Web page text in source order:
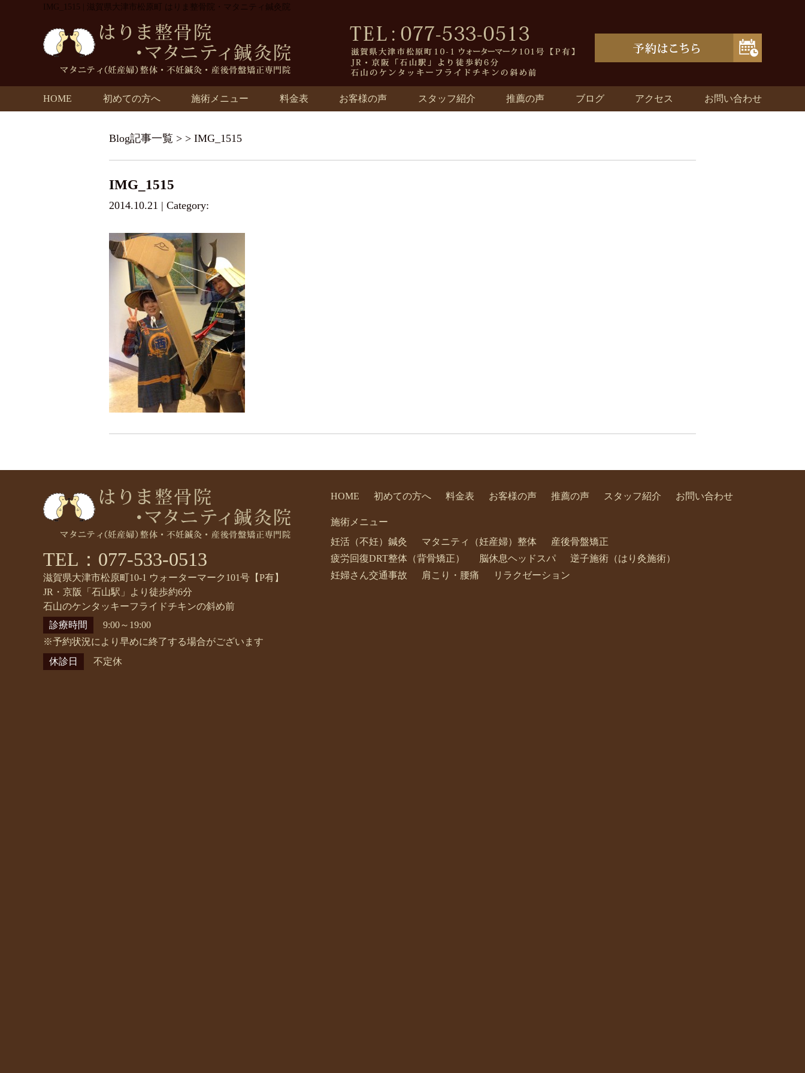
IMG_1515 | 滋賀県大津市松原町 はりま整骨院・マタニティ鍼灸院
HOME 初めての方へ 施術メニュー 料金表 お客様の声 スタッフ紹介 推薦の声 ブログ アクセス お問い合わせ
Blog記事一覧 > > IMG_1515
IMG_1515
2014.10.21 | Category:
TEL：077-533-0513
滋賀県大津市松原町10-1 ウォーターマーク101号【P有】
JR・京阪「石山駅」より徒歩約6分
石山のケンタッキーフライドチキンの斜め前
診療時間
9:00～19:00
※予約状況により早めに終了する場合がございます
休診日
不定休
HOME 初めての方へ 料金表 お客様の声 推薦の声 スタッフ紹介 お問い合わせ
施術メニュー
妊活（不妊）鍼灸
マタニティ（妊産婦）整体
産後骨盤矯正
疲労回復DRT整体（背骨矯正）
脳休息ヘッドスパ
逆子施術（はり灸施術）
妊婦さん交通事故
肩こり・腰痛 リラクゼーション